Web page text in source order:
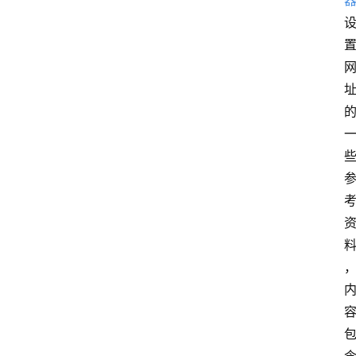
设
置
网
址
的
一
些
参
考
资
料
，
内
容
包